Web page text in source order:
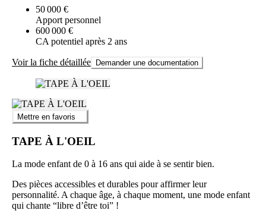
50 000 €
Apport personnel
600 000 €
CA potentiel après 2 ans
Voir la fiche détaillée Demander une documentation
Mettre en favoris
TAPE À L'OEIL
La mode enfant de 0 à 16 ans qui aide à se sentir bien.
Des pièces accessibles et durables pour affirmer leur
personnalité. A chaque âge, à chaque moment, une mode enfant
qui chante “libre d’être toi” !